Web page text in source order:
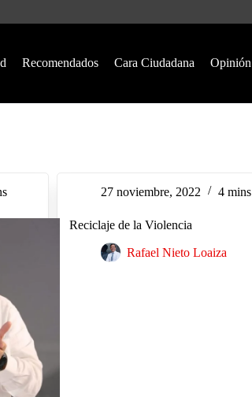
Recomendados Cara Ciudadana Opinión
27 noviembre, 2022 4 mins
Reciclaje de la Violencia
Rafael Nieto Loaiza